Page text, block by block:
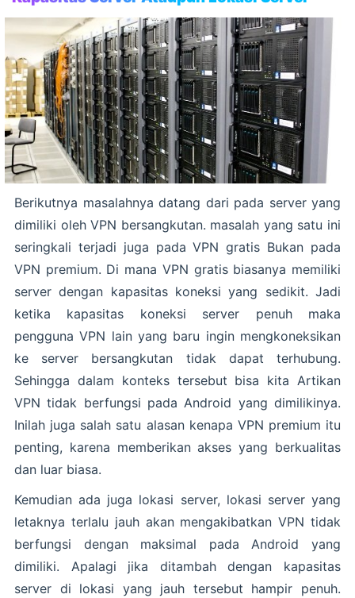
Berikutnya masalahnya datang dari pada server yang
dimiliki oleh VPN bersangkutan. masalah yang satu ini
seringkali terjadi juga pada VPN gratis Bukan pada
VPN premium. Di mana VPN gratis biasanya memiliki
server dengan kapasitas koneksi yang sedikit. Jadi
ketika kapasitas koneksi server penuh maka
pengguna VPN lain yang baru ingin mengkoneksikan
ke server bersangkutan tidak dapat terhubung.
Sehingga dalam konteks tersebut bisa kita Artikan
VPN tidak berfungsi pada Android yang dimilikinya.
Inilah juga salah satu alasan kenapa VPN premium itu
penting, karena memberikan akses yang berkualitas
dan luar biasa.
Kemudian ada juga lokasi server, lokasi server yang
letaknya terlalu jauh akan mengakibatkan VPN tidak
berfungsi dengan maksimal pada Android yang
dimiliki. Apalagi jika ditambah dengan kapasitas
server di lokasi yang jauh tersebut hampir penuh.